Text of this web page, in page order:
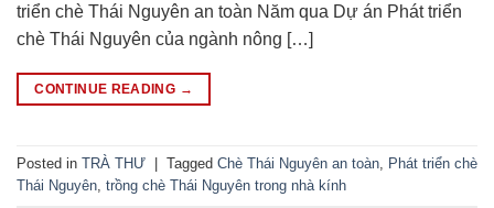
triển chè Thái Nguyên an toàn Năm qua Dự án Phát triển
chè Thái Nguyên của ngành nông […]
CONTINUE READING →
Posted in TRÀ THƯ Tagged Chè Thái Nguyên an toàn, Phát triển chè
Thái Nguyên, trồng chè Thái Nguyên trong nhà kính